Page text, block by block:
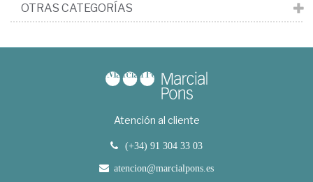
OTRAS CATEGORÍAS
Atención al cliente
(+34) 91 304 33 03
atencion@marcialpons.es